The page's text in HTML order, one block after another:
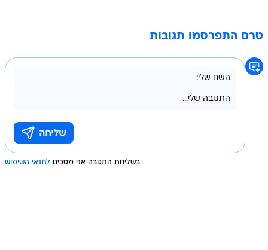
טרם התפרסמו תגובות
בשליחת התגובה אני מסכים לתנאי השימוש